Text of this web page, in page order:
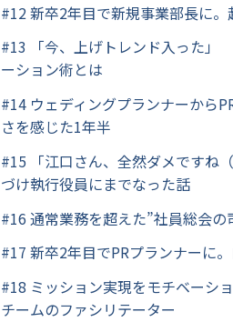
#12 新卒2年目で新規事業部長に
#13 「今、上げトレンド入った」
ーション術とは
#14 ウェディングプランナーから
さを感じた1年半
#15 「江口さん、全然ダメですね
づけ執行役員にまでなった話
#16 通常業務を超えた”社員総会の
#17 新卒2年目でPRプランナーに
#18 ミッション実現をモチベーシ
チームのファシリテーター